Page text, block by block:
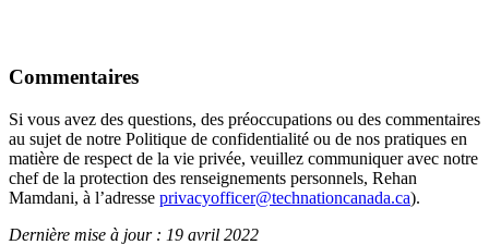
Commentaires
Si vous avez des questions, des préoccupations ou des commentaires
au sujet de notre Politique de confidentialité ou de nos pratiques en
matière de respect de la vie privée, veuillez communiquer avec notre
chef de la protection des renseignements personnels, Rehan
Mamdani, à l’adresse privacyofficer@technationcanada.ca).
Dernière mise à jour : 19 avril 2022